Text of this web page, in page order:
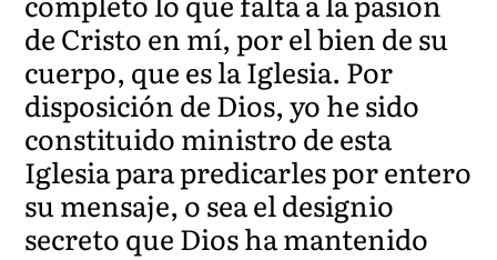
de Cristo en mí, por el bien de su
cuerpo, que es la Iglesia. Por
disposición de Dios, yo he sido
constituido ministro de esta
Iglesia para predicarles por entero
su mensaje, o sea el designio
secreto que Dios ha mantenido